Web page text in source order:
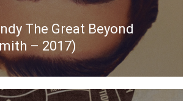
The Great Beyond
– 2017)